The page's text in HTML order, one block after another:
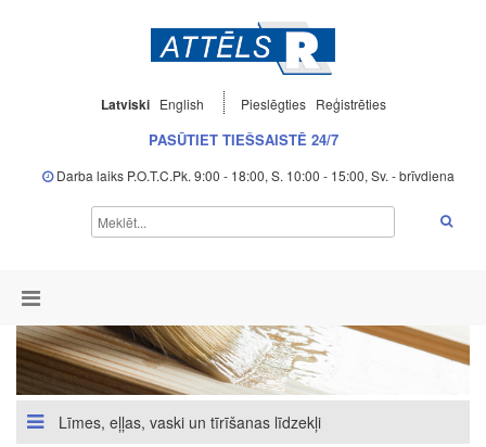
Latviski English Pieslēgties Reģistrēties
PASŪTIET TIEŠSAISTĒ 24/7
Darba laiks P.O.T.C.Pk. 9:00 - 18:00, S. 10:00 - 15:00, Sv. - brīvdiena
Līmes, eļļas, vaski un tīrīšanas līdzekļi